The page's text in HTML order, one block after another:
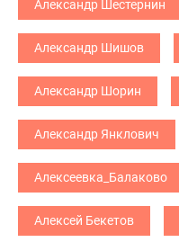
Александр Шестернин
Александр Шишов
Александр Шорин
Александр Янклович
Алексеевка_Балаково
Алексей Бекетов